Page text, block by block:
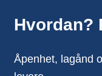
Hvordan?
Åpenhet, lagånd